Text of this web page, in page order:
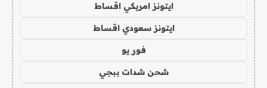
ايتونز امريكي اقساط
ايتونز سعودي اقساط
فور يو
شحن شدات ببجي